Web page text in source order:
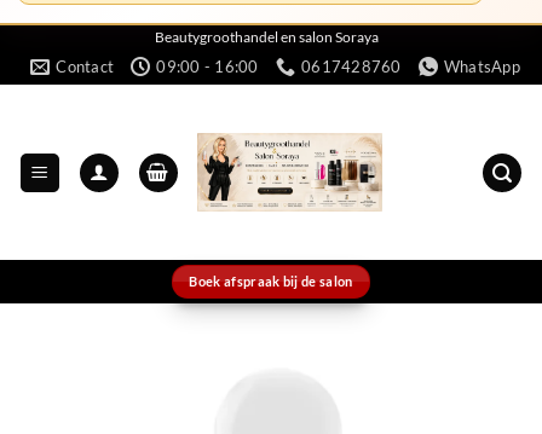
naar
Beautygroothandel en salon Soraya
Contact 09:00 - 16:00 0617428760 WhatsApp
Boek afspraak bij de salon